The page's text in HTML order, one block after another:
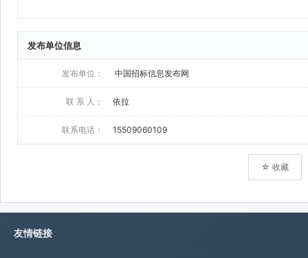
发布单位信息
发布单位： 中国招标信息发布网
联 系 人： 依拉
联系电话： 15509060109
☆ 收藏
友情链接